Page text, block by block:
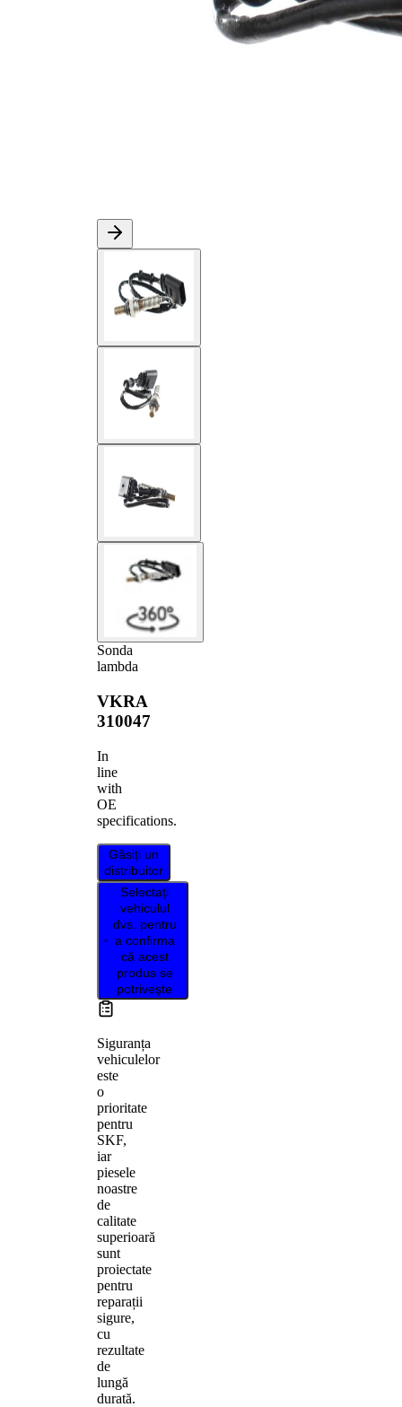
Sonda
lambda
VKRA
310047
In
line
with
OE
specifications.
Găsiți un
distribuitor
Selectați
vehiculul
dvs. pentru
a confirma
că acest
produs se
potrivește
Siguranța
vehiculelor
este
o
prioritate
pentru
SKF,
iar
piesele
noastre
de
calitate
superioară
sunt
proiectate
pentru
reparații
sigure,
cu
rezultate
de
lungă
durată.